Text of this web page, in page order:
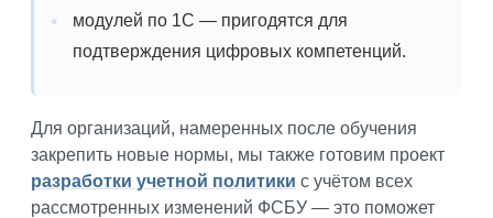
модулей по 1С — пригодятся для
подтверждения цифровых компетенций.
Для организаций, намеренных после обучения
закрепить новые нормы, мы также готовим проект
разработки учетной политики с учётом всех
рассмотренных изменений ФСБУ — это поможет